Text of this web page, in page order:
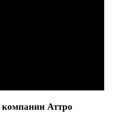
компании Аттро